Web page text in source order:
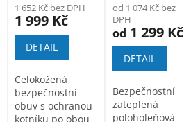
1 652 Kč bez DPH
1 999 Kč
DETAIL
Celokožená
bezpečnostní
obuv s ochranou
kotníku po obou
od 1 074 Kč bez
DPH
od 1 299 Kč
DETAIL
Bezpečnostní
zateplená
poloholeňová